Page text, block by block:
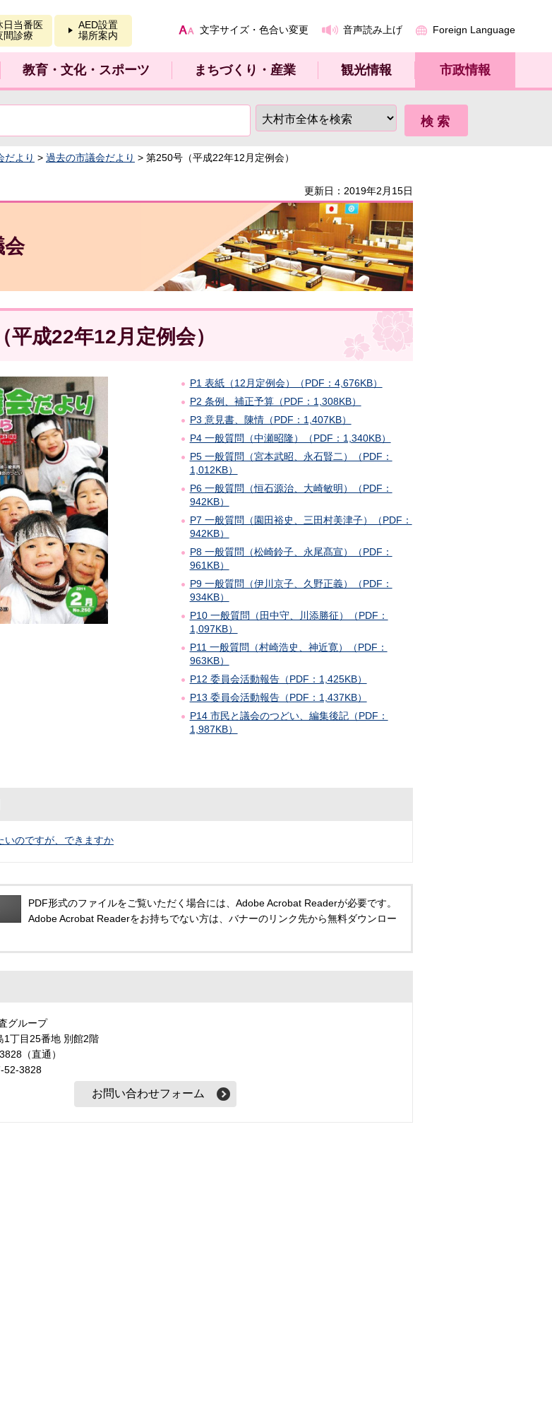
日当番医
間診療
AED設置
場所案内
文字サイズ・色合い変更 音声読み上げ Foreign Language
教育・文化・スポーツ まちづくり・産業 観光情報 市政情報
だより > 過去の市議会だより > 第250号（平成22年12月定例会）
更新日：2019年2月15日
会
平成22年12月定例会）
P1 表紙（12月定例会）（PDF：4,676KB）
P2 条例、補正予算（PDF：1,308KB）
P3 意見書、陳情（PDF：1,407KB）
P4 一般質問（中瀬昭隆）（PDF：1,340KB）
P5 一般質問（宮本武昭、永石賢二）（PDF：
1,012KB）
P6 一般質問（恒石源治、大崎敏明）（PDF：
942KB）
P7 一般質問（園田裕史、三田村美津子）（PDF：
942KB）
P8 一般質問（松崎鈴子、永尾髙宣）（PDF：
961KB）
P9 一般質問（伊川京子、久野正義）（PDF：
934KB）
P10 一般質問（田中守、川添勝征）（PDF：
1,097KB）
P11 一般質問（村崎浩史、神近寛）（PDF：
963KB）
P12 委員会活動報告（PDF：1,425KB）
P13 委員会活動報告（PDF：1,437KB）
P14 市民と議会のつどい、編集後記（PDF：
1,987KB）
いのですが、できますか
PDF形式のファイルをご覧いただく場合には、Adobe Acrobat Readerが必要です。
Adobe Acrobat Readerをお持ちでない方は、バナーのリンク先から無料ダウンロー
グループ
丁目25番地 別館2階
（直通）
52-3828